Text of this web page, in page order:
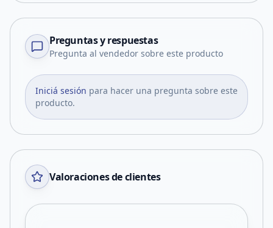
Preguntas y respuestas
Pregunta al vendedor sobre este producto
Iniciá sesión para hacer una pregunta sobre este
producto.
Valoraciones de clientes